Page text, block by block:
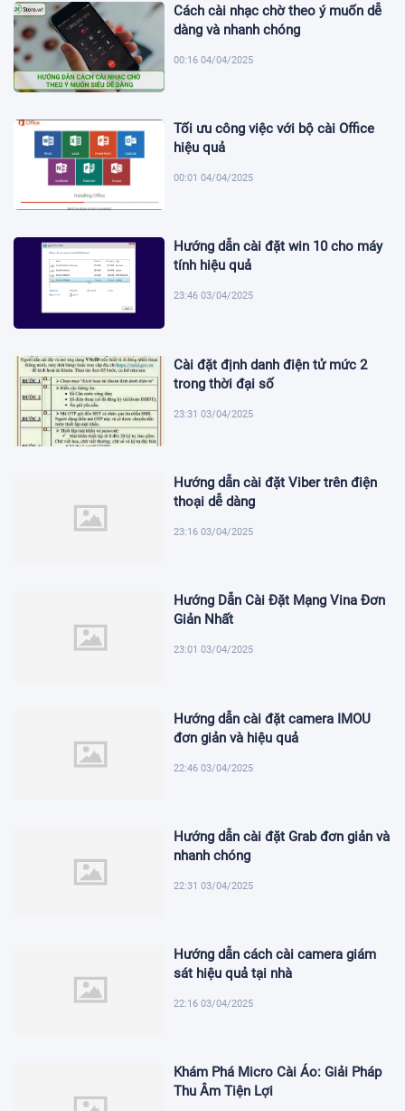
Cách cài nhạc chờ theo ý muốn dễ
dàng và nhanh chóng
00:16 04/04/2025
Tối ưu công việc với bộ cài Office
hiệu quả
00:01 04/04/2025
Hướng dẫn cài đặt win 10 cho máy
tính hiệu quả
23:46 03/04/2025
Cài đặt định danh điện tử mức 2
trong thời đại số
23:31 03/04/2025
Hướng dẫn cài đặt Viber trên điện
thoại dễ dàng
23:16 03/04/2025
Hướng Dẫn Cài Đặt Mạng Vina Đơn
Giản Nhất
23:01 03/04/2025
Hướng dẫn cài đặt camera IMOU
đơn giản và hiệu quả
22:46 03/04/2025
Hướng dẫn cài đặt Grab đơn giản và
nhanh chóng
22:31 03/04/2025
Hướng dẫn cách cài camera giám
sát hiệu quả tại nhà
22:16 03/04/2025
Khám Phá Micro Cài Áo: Giải Pháp
Thu Âm Tiện Lợi